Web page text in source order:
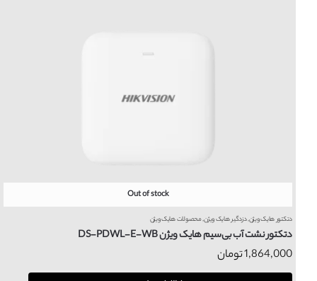
Out of stock
دتکتور هایک ویژن,دزدگیر هایک ویژن,محصولات هایک ویژن
دتکتور نشت آب بی‌سیم هایک ویژن DS-PDWL-E-WB
1,864,000تومان